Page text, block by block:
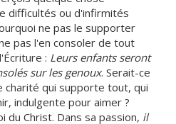
difficultés ou d'infirmités
ne pas le supporter
pas l'en consoler de tout
: Leurs enfants seront
sur les genoux. Serait-ce
charité qui supporte tout, qui
indulgente pour aimer ?
du Christ. Dans sa passion, il